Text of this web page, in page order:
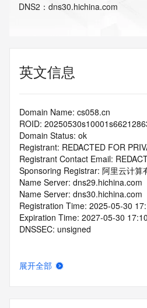
DNS2 ： dns30.hichina.com
英文信息
Domain Name: cs058.cn
ROID:
Domain Status: ok
Registrant: REDACTED FOR
Registrant Contact Email:
Sponsoring Registrar: 阿里云计算
Name Server: dns29.hichina.com
Name Server: dns30.hichina.com
Registration Time: 2025-05-30
Expiration Time: 2027-05-30
DNSSEC: unsigned
展开全部